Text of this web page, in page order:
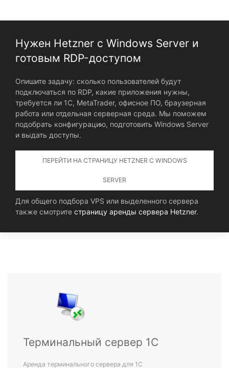
Нужен Hetzner с Windows Server и
готовым RDP-доступом
Опишите задачу: сколько пользователей будут
подключаться по RDP, какие приложения нужны,
требуется ли 1С, MetaTrader, офисное ПО, браузерная
работа или отдельная серверная среда. Мы поможем
подобрать конфигурацию, подготовить Windows Server
и выдать доступы.
ПЕРЕЙТИ НА СТРАНИЦУ HETZNER С WINDOWS
SERVER
Для общего подбора VPS или выделенного сервера
также смотрите страницу аренды сервера Hetzner.
Терминальный сервер 1С
Аренда терминального сервера для 1С